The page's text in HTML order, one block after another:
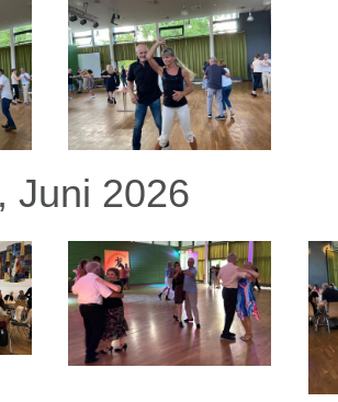
Juni 2026